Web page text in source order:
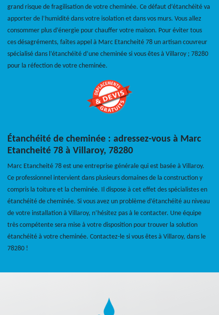
grand risque de fragilisation de votre cheminée. Ce défaut d’étanchéité va
apporter de l’humidité dans votre isolation et dans vos murs. Vous allez
consommer plus d’énergie pour chauffer votre maison. Pour éviter tous
ces désagréments, faîtes appel à Marc Etancheité 78 un artisan couvreur
spécialisé dans l’étanchéité d’une cheminée si vous êtes à Villaroy ; 78280
pour la réfection de votre cheminée.
Étanchéité de cheminée : adressez-vous à Marc
Etancheité 78 à Villaroy, 78280
Marc Etancheité 78 est une entreprise générale qui est basée à Villaroy.
Ce professionnel intervient dans plusieurs domaines de la construction y
compris la toiture et la cheminée. Il dispose à cet effet des spécialistes en
étanchéité de cheminée. Si vous avez un problème d’étanchéité au niveau
de votre installation à Villaroy, n’hésitez pas à le contacter. Une équipe
très compétente sera mise à votre disposition pour trouver la solution
étanchéité à votre cheminée. Contactez-le si vous êtes à Villaroy, dans le
78280 !